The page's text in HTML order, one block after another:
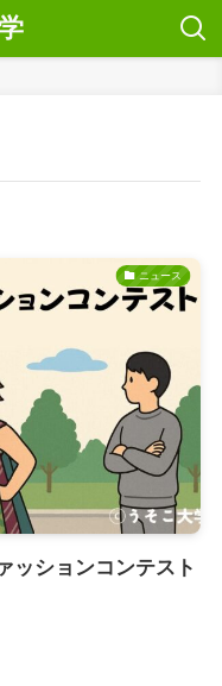
ニュース
ッションコンテスト